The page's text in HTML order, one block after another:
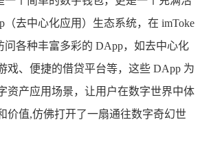
去中心化应用）生态系统，在 imToke
问各种丰富多彩的 DApp，如去中心化
戏、便捷的借贷平台等，这些 DApp 为
资产应用场景，让用户在数字世界中体
价值,仿佛打开了一扇通往数字奇幻世